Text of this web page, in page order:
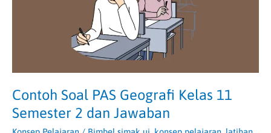
Contoh Soal PAS Geografi Kelas 11
Semester 2 dan Jawaban